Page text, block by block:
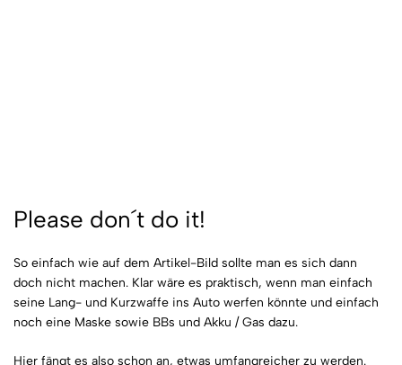
Please don´t do it!
So einfach wie auf dem Artikel-Bild sollte man es sich dann
doch nicht machen. Klar wäre es praktisch, wenn man einfach
seine Lang- und Kurzwaffe ins Auto werfen könnte und einfach
noch eine Maske sowie BBs und Akku / Gas dazu.
Hier fängt es also schon an, etwas umfangreicher zu werden.